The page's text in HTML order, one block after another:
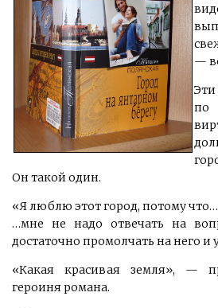
—
Он такой один.
«Я люблю этот город, потому что…
…мне не надо отвечать на
достаточно промолчать на него и
«Какая красивая земля», —
героиня романа.